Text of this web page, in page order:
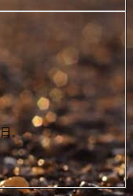
。